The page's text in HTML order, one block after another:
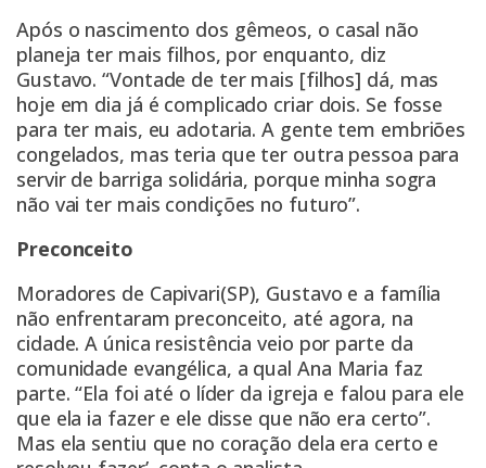
Após o nascimento dos gêmeos, o casal não
planeja ter mais filhos, por enquanto, diz
Gustavo. “Vontade de ter mais [filhos] dá, mas
hoje em dia já é complicado criar dois. Se fosse
para ter mais, eu adotaria. A gente tem embriões
congelados, mas teria que ter outra pessoa para
servir de barriga solidária, porque minha sogra
não vai ter mais condições no futuro”.
Preconceito
Moradores de Capivari(SP), Gustavo e a família
não enfrentaram preconceito, até agora, na
cidade. A única resistência veio por parte da
comunidade evangélica, a qual Ana Maria faz
parte. “Ela foi até o líder da igreja e falou para ele
que ela ia fazer e ele disse que não era certo”.
Mas ela sentiu que no coração dela era certo e